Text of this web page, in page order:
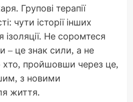
Групові терапії
чути історії інших
ізоляції. Не соромтеся
– це знак сили, а не
хто, пройшовши через це,
з новими
життя.